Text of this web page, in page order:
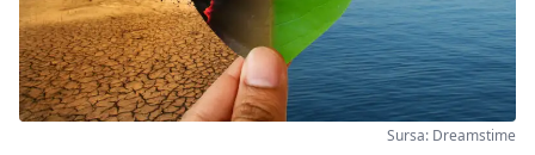
Sursa: Dreamstime